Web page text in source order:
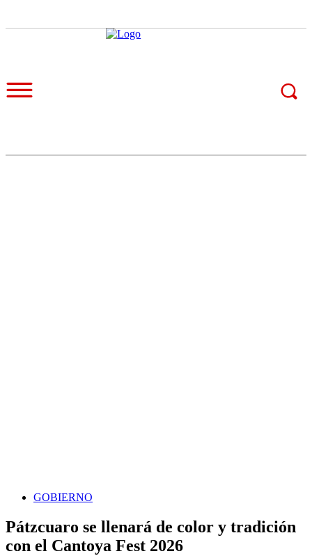
GOBIERNO
Pátzcuaro se llenará de color y tradición
con el Cantoya Fest 2026